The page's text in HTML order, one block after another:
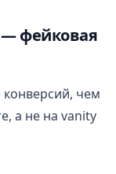
— фейковая
чем
а не на vanity